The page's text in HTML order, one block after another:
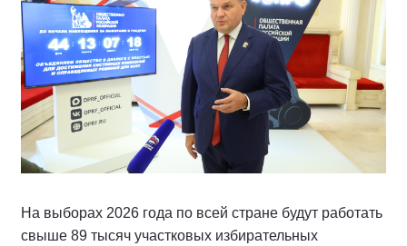
На выборах 2026 года по всей стране будут работать
свыше 89 тысяч участковых избирательных